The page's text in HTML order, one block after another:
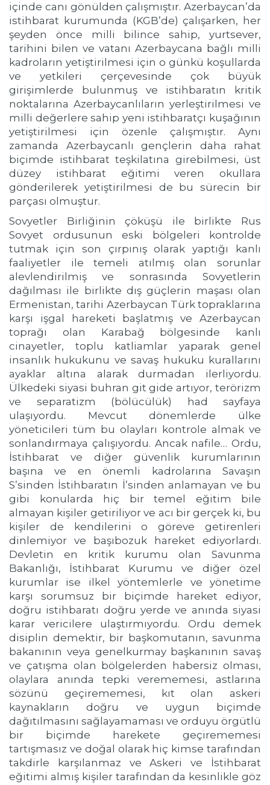
içinde canı gönülden çalışmıştır. Azerbaycan’da
istihbarat kurumunda (KGB’de) çalışarken, her
şeyden önce milli bilince sahip, yurtsever,
tarihini bilen ve vatanı Azerbaycana bağlı milli
kadroların yetiştirilmesi için o günkü koşullarda
ve yetkileri çerçevesinde çok büyük
girişimlerde bulunmuş ve istihbaratın kritik
noktalarına Azerbaycanlıların yerleştirilmesi ve
milli değerlere sahip yeni istihbaratçı kuşağının
yetiştirilmesi için özenle çalışmıştır. Aynı
zamanda Azerbaycanlı gençlerin daha rahat
biçimde istihbarat teşkilatına girebilmesi, üst
düzey istihbarat eğitimi veren okullara
gönderilerek yetiştirilmesi de bu sürecin bir
parçası olmuştur.
Sovyetler Birliğinin çöküşü ile birlikte Rus
Sovyet ordusunun eski bölgeleri kontrolde
tutmak için son çırpınış olarak yaptığı kanlı
faaliyetler ile temeli atılmış olan sorunlar
alevlendirilmiş ve sonrasında Sovyetlerin
dağılması ile birlikte dış güçlerin maşası olan
Ermenistan, tarihi Azerbaycan Türk topraklarına
karşı işgal hareketi başlatmış ve Azerbaycan
toprağı olan Karabağ bölgesinde kanlı
cinayetler, toplu katliamlar yaparak genel
insanlık hukukunu ve savaş hukuku kurallarını
ayaklar altına alarak durmadan ilerliyordu.
Ülkedeki siyasi buhran git gide artıyor, terörizm
ve separatizm (bölücülük) had sayfaya
ulaşıyordu. Mevcut dönemlerde ülke
yöneticileri tüm bu olayları kontrole almak ve
sonlandırmaya çalışıyordu. Ancak nafile… Ordu,
İstihbarat ve diğer güvenlik kurumlarının
başına ve en önemli kadrolarına Savaşın
S’sinden İstihbaratın İ’sinden anlamayan ve bu
gibi konularda hiç bir temel eğitim bile
almayan kişiler getiriliyor ve acı bir gerçek ki, bu
kişiler de kendilerini o göreve getirenleri
dinlemiyor ve başıbozuk hareket ediyorlardı.
Devletin en kritik kurumu olan Savunma
Bakanlığı, İstihbarat Kurumu ve diğer özel
kurumlar ise ilkel yöntemlerle ve yönetime
karşı sorumsuz bir biçimde hareket ediyor,
doğru istihbaratı doğru yerde ve anında siyasi
karar vericilere ulaştırmıyordu. Ordu demek
disiplin demektir, bir başkomutanın, savunma
bakanının veya genelkurmay başkanının savaş
ve çatışma olan bölgelerden habersiz olması,
olaylara anında tepki verememesi, astlarına
sözünü geçirememesi, kıt olan askeri
kaynakların doğru ve uygun biçimde
dağıtılmasını sağlayamaması ve orduyu örgütlü
bir biçimde harekete geçirememesi
tartışmasız ve doğal olarak hiç kimse tarafından
takdirle karşılanmaz ve Askeri ve İstihbarat
eğitimi almış kişiler tarafından da kesinlikle göz